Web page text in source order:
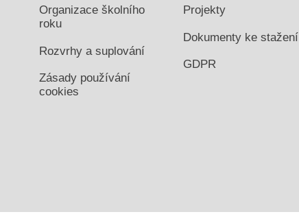
Organizace školního
roku
Rozvrhy a suplování
Zásady používání
cookies
Projekty
Dokumenty ke stažení
GDPR